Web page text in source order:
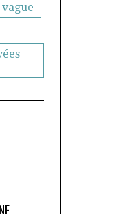
vague